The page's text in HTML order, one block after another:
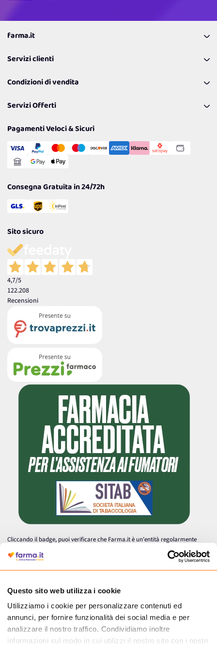
Questo sito web utilizza i cookie
Utilizziamo i cookie per personalizzare contenuti ed
annunci, per fornire funzionalità dei social media e per
analizzare il nostro traffico. Condividiamo inoltre
informazioni sul modo in cui utilizzi il nostro sito con i nostri
farma.it
Coupon
Lavora con noi
Politiche per la parità di genere
Servizi clienti
Richiamami
Resi
Condizioni di vendita
Spedizioni
Cookie Policy
Gestisci Cookie
Servizi Offerti
Reso Facile e Veloce
Pagamenti Veloci & Sicuri
Consegna Gratuita in 24/72h
Sito sicuro
4,7/5
122.208
Recensioni
Cliccando il badge, puoi verificare che Farma.it è un'entità regolarmente
autorizzata dal Ministero della Salute a effettuare la vendita online di
medicinali.